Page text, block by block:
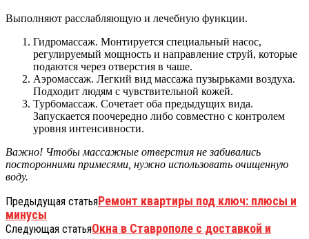
Выполняют расслабляющую и лечебную функции.
Гидромассаж. Монтируется специальный насос,
регулируемый мощность и направление струй, которые
подаются через отверстия в чаше.
Аэромассаж. Легкий вид массажа пузырьками воздуха.
Подходит людям с чувствительной кожей.
Турбомассаж. Сочетает оба предыдущих вида.
Запускается поочередно либо совместно с контролем
уровня интенсивности.
Важно! Чтобы массажные отверстия не забивались
посторонними примесями, нужно использовать очищенную
воду.
Предыдущая статьяРемонт квартиры под ключ: плюсы и
минусы
Следующая статьяОкна в Ставрополе с доставкой и